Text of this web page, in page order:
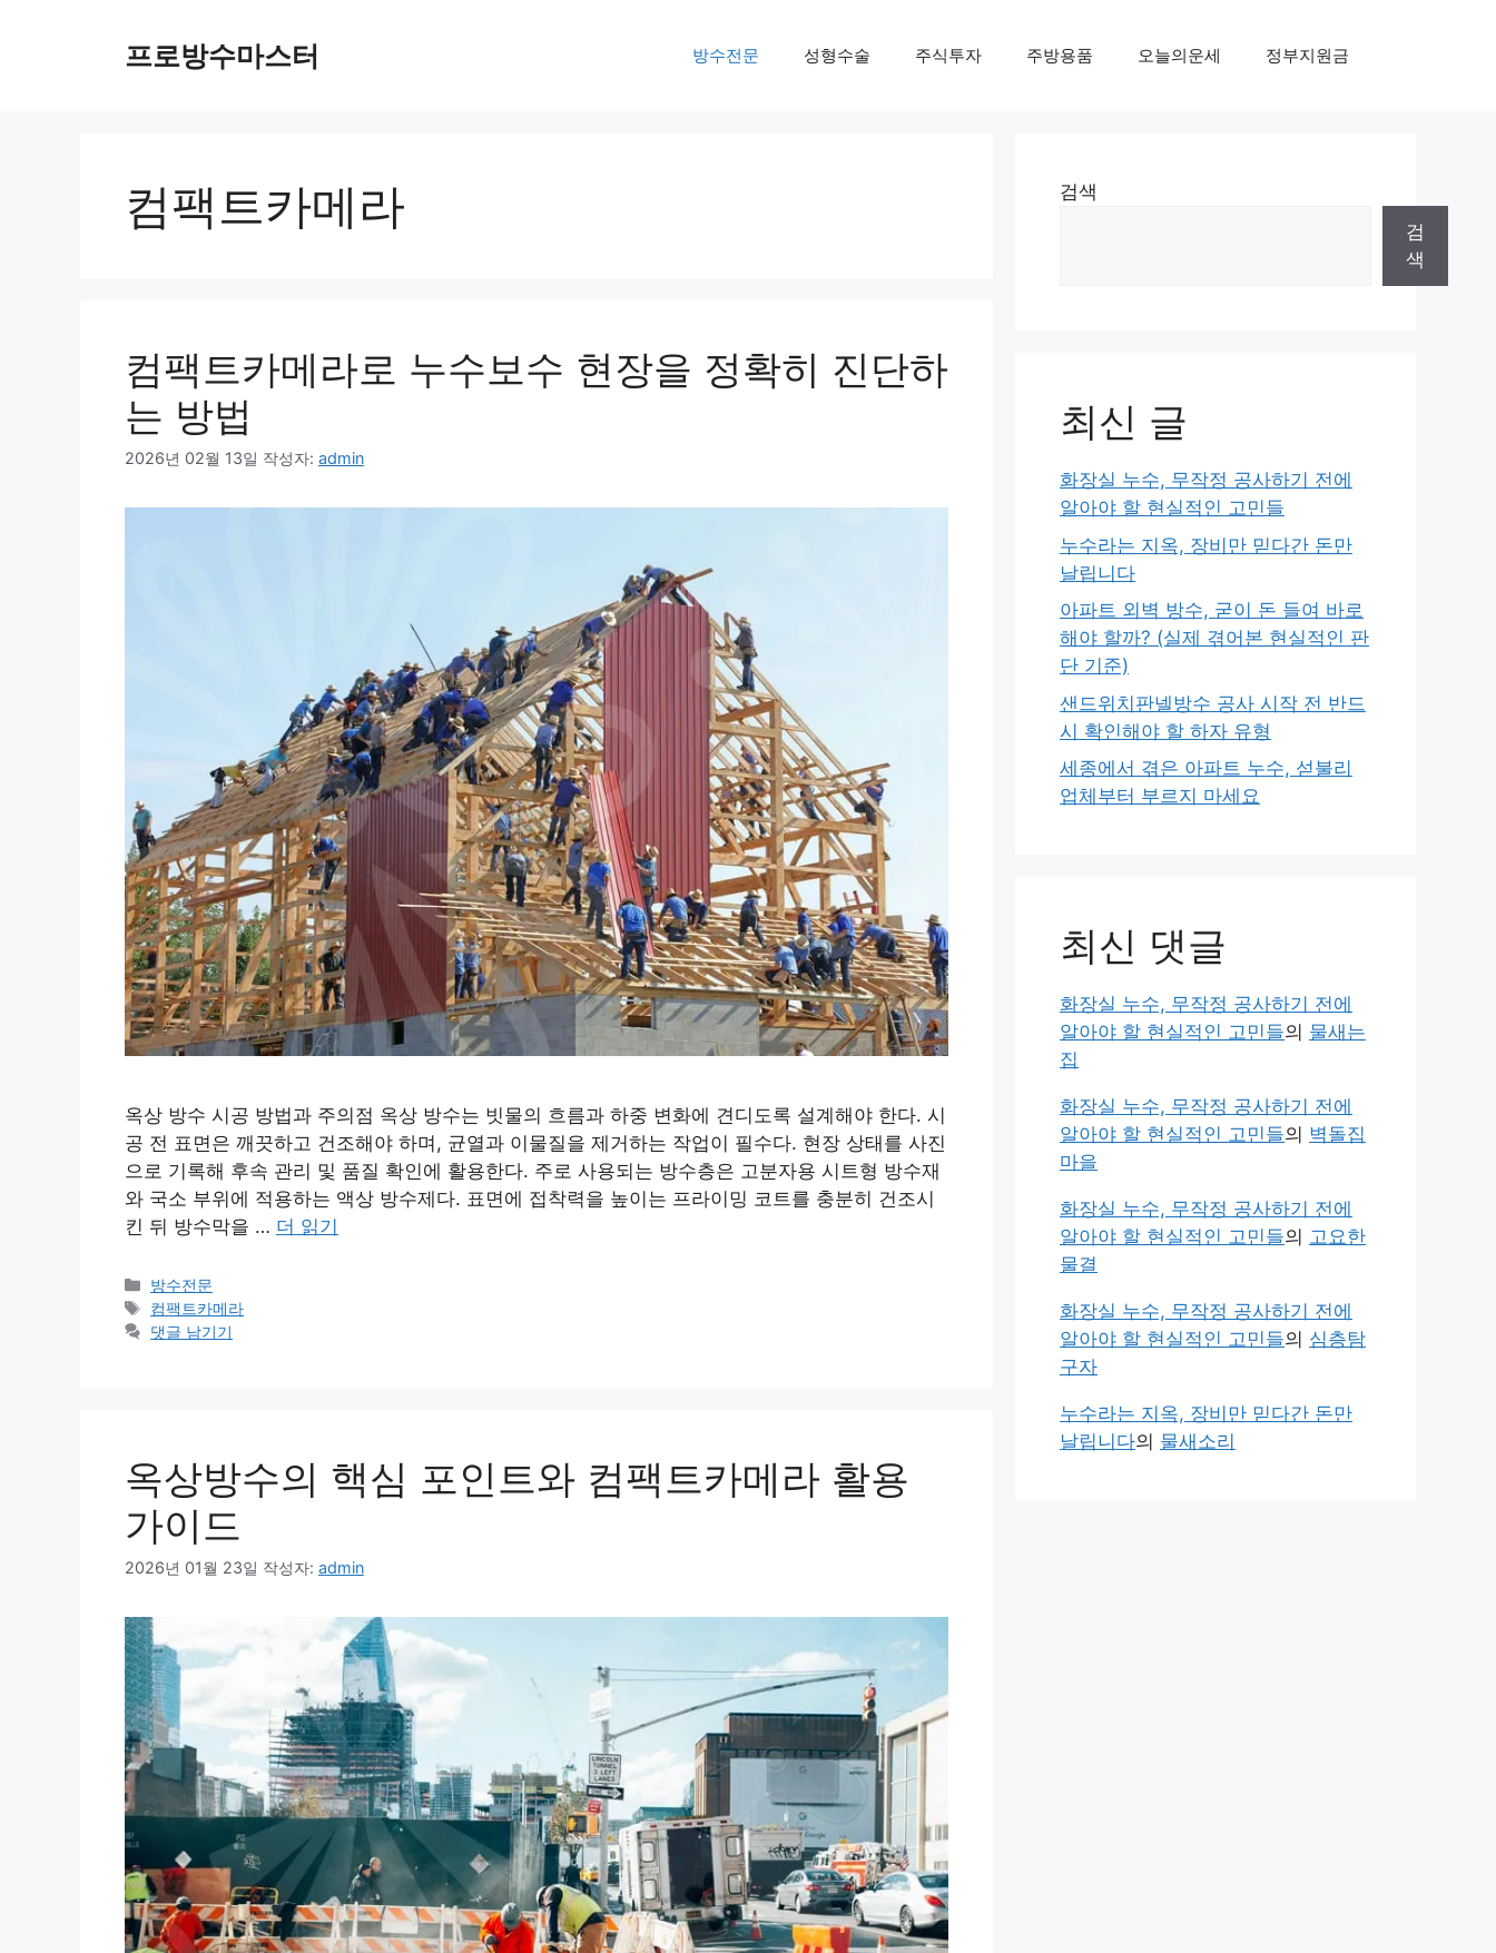
프로방수마스터 방수전문 성형수술 주식투자 주방용품 오늘의운세 정부지원금
컴팩트카메라
컴팩트카메라로 누수보수 현장을 정확히 진단하
는 방법
2026년 02월 13일 작성자: admin
옥상 방수 시공 방법과 주의점 옥상 방수는 빗물의 흐름과 하중 변화에 견디도록 설계해야 한다. 시
공 전 표면은 깨끗하고 건조해야 하며, 균열과 이물질을 제거하는 작업이 필수다. 현장 상태를 사진
으로 기록해 후속 관리 및 품질 확인에 활용한다. 주로 사용되는 방수층은 고분자용 시트형 방수재
와 국소 부위에 적용하는 액상 방수제다. 표면에 접착력을 높이는 프라이밍 코트를 충분히 건조시
킨 뒤 방수막을 … 더 읽기
카
테
고
방수전문
태
그
컴팩트카메라
댓글 남기기
옥상방수의 핵심 포인트와 컴팩트카메라 활용
가이드
2026년 01월 23일 작성자: admin
검색
검
색
최신 글
화장실 누수, 무작정 공사하기 전에
알아야 할 현실적인 고민들
누수라는 지옥, 장비만 믿다간 돈만
날립니다
아파트 외벽 방수, 굳이 돈 들여 바로
해야 할까? (실제 겪어본 현실적인 판
단 기준)
샌드위치판넬방수 공사 시작 전 반드
시 확인해야 할 하자 유형
세종에서 겪은 아파트 누수, 섣불리
업체부터 부르지 마세요
최신 댓글
화장실 누수, 무작정 공사하기 전에
알아야 할 현실적인 고민들의 물새는
집
화장실 누수, 무작정 공사하기 전에
알아야 할 현실적인 고민들의 벽돌집
마을
화장실 누수, 무작정 공사하기 전에
알아야 할 현실적인 고민들의 고요한
물결
화장실 누수, 무작정 공사하기 전에
알아야 할 현실적인 고민들의 심층탐
구자
누수라는 지옥, 장비만 믿다간 돈만
날립니다의 물새소리